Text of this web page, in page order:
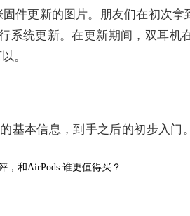
件更新的图片。朋友们在初次
系统更新。在更新期间，双耳机
。
基本信息，到手之后的初步入